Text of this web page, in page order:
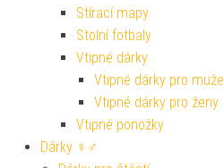
Stírací mapy
Stolní fotbaly
Vtipné dárky
Vtipné dárky pro muže
Vtipné dárky pro ženy
Vtipné ponožky
Dárky ♀♂